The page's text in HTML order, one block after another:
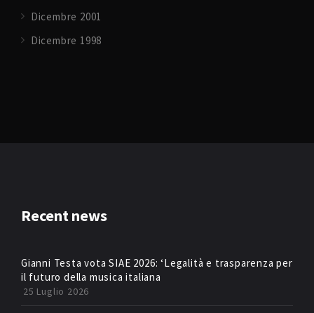
Dicembre 2001
Dicembre 1998
Recent news
Gianni Testa vota SIAE 2026: ‘Legalità e trasparenza per
il futuro della musica italiana
25 Luglio 2026